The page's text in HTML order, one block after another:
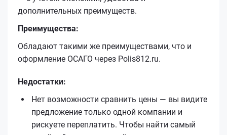
дополнительных преимуществ.
Преимущества:
Обладают такими же преимуществами, что и
оформление ОСАГО через Polis812.ru.
Недостатки:
Нет возможности сравнить цены — вы видите
предложение только одной компании и
рискуете переплатить. Чтобы найти самый